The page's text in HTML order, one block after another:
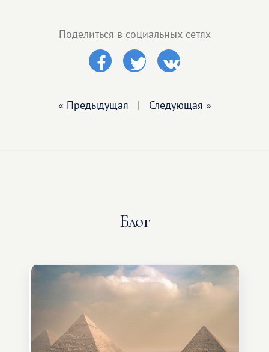
Поделиться в социальных сетях
« Предыдущая | Следующая »
Блог